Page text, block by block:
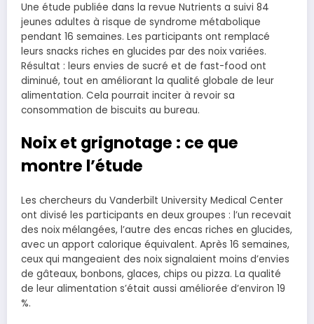
Une étude publiée dans la revue Nutrients a suivi 84
jeunes adultes à risque de syndrome métabolique
pendant 16 semaines. Les participants ont remplacé
leurs snacks riches en glucides par des noix variées.
Résultat : leurs envies de sucré et de fast-food ont
diminué, tout en améliorant la qualité globale de leur
alimentation. Cela pourrait inciter à revoir sa
consommation de biscuits au bureau.
Noix et grignotage : ce que
montre l’étude
Les chercheurs du Vanderbilt University Medical Center
ont divisé les participants en deux groupes : l’un recevait
des noix mélangées, l’autre des encas riches en glucides,
avec un apport calorique équivalent. Après 16 semaines,
ceux qui mangeaient des noix signalaient moins d’envies
de gâteaux, bonbons, glaces, chips ou pizza. La qualité
de leur alimentation s’était aussi améliorée d’environ 19
%.